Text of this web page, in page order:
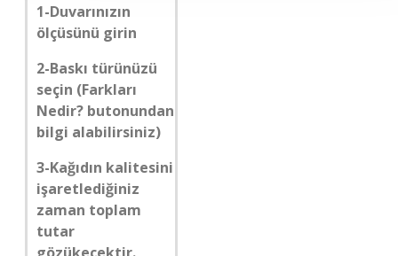
1-Duvarınızın
ölçüsünü girin
2-Baskı türünüzü
seçin (Farkları
Nedir? butonundan
bilgi alabilirsiniz)
3-Kağıdın kalitesini
işaretlediğiniz
zaman toplam
tutar